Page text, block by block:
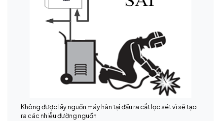
Không được lấy nguồn máy hàn tại đầu ra cắt lọc sét vì sẽ tạo
ra các nhiễu đường nguồn